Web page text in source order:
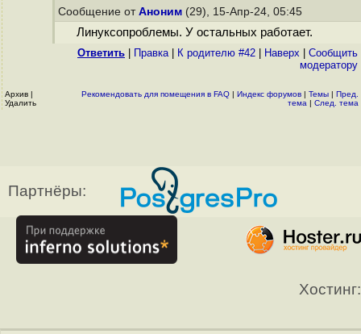
Сообщение от Аноним (29), 15-Апр-24, 05:45
Линуксопроблемы. У остальных работает.
Ответить Правка| К родителю #42 Наверх
Cообщить
модератору
Архив |
Удалить
Рекомендовать для помещения в FAQ | Индекс форумов | Темы | Пред.
тема | След. тема
Партнёры:
Хостинг: